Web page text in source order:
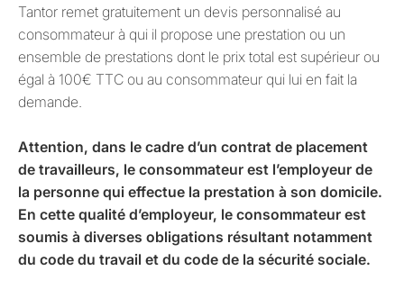
Tantor remet gratuitement un devis personnalisé au
consommateur à qui il propose une prestation ou un
ensemble de prestations dont le prix total est supérieur ou
égal à 100€ TTC ou au consommateur qui lui en fait la
demande.
Attention, dans le cadre d’un contrat de placement
de travailleurs, le consommateur est l’employeur de
la personne qui effectue la prestation à son domicile.
En cette qualité d’employeur, le consommateur est
soumis à diverses obligations résultant notamment
du code du travail et du code de la sécurité sociale.